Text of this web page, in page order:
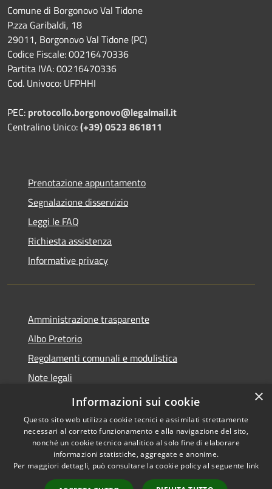
Comune di Borgonovo Val Tidone
P.zza Garibaldi, 18
29011, Borgonovo Val Tidone (PC)
Codice Fiscale: 00216470336
Partita IVA: 00216470336
Cod. Univoco: UFPHHI
PEC: protocollo.borgonovo@legalmail.it
Centralino Unico:(+39) 0523 861811
Prenotazione appuntamento
Segnalazione disservizio
Leggi le FAQ
Richiesta assistenza
Informative privacy
Amministrazione trasparente
Albo Pretorio
Regolamenti comunali e modulistica
Note legali
Dichiarazione di accessibilità
Accessibilità
Copyright © 2026 • Comune di
Borgonovo Val Tidone •
×
Informazioni sui cookie
Questo sito web utilizza cookie tecnici e assimilati strettamente
necessari al corretto funzionamento e alla navigazione del sito,
nonché un cookie tecnico analitico al solo fine di elaborare
informazioni statistiche, aggregate e anonime.
Per maggiori dettagli, può consultare la cookie policy al seguente link